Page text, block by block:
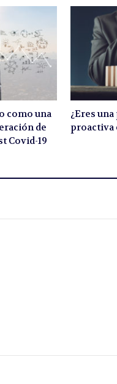
como una
de
Covid-19
¿Eres
proactiva